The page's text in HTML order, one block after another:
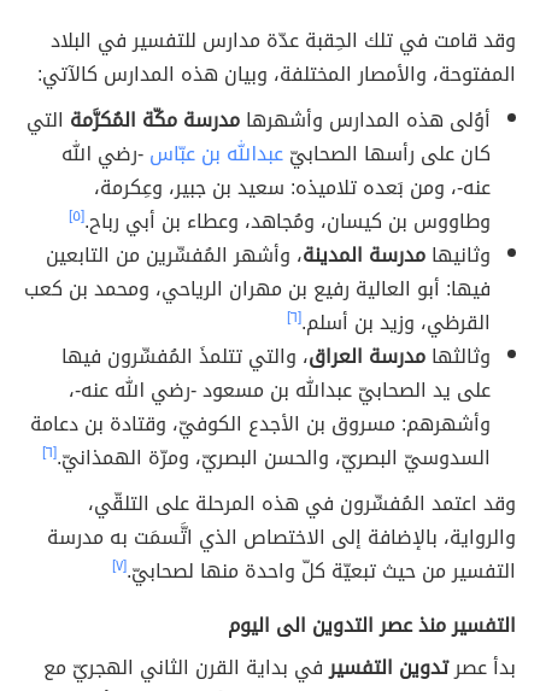
وقد قامت في تلك الحِقبة عدّة مدارس للتفسير في البلاد
المفتوحة، والأمصار المختلفة، وبيان هذه المدارس كالآتي:
أوُلى هذه المدارس وأشهرهامدرسة مكّة المُكرَّمة التي
كان على رأسها الصحابيّعبدالله بن عبّاس-رضي الله
عنه-، ومن بَعده تلاميذه: سعيد بن جبير، وعِكرمة،
وطاووس بن كيسان، ومُجاهد، وعطاء بن أبي رباح.[٥]
وثانيهامدرسة المدينة، وأشهر المُفسِّرين من التابعين
فيها: أبو العالية رفيع بن مهران الرياحي، ومحمد بن كعب
القرظي، وزيد بن أسلم.[٦]
وثالثهامدرسة العراق، والتي تتلمذَ المُفسِّرون فيها
على يد الصحابيّ عبدالله بن مسعود -رضي الله عنه-،
وأشهرهم: مسروق بن الأجدع الكوفيّ، وقتادة بن دعامة
السدوسيّ البصريّ، والحسن البصريّ، ومرّة الهمذانيّ.[٦]
وقد اعتمد المُفسِّرون في هذه المرحلة على التلقّي،
والرواية، بالإضافة إلى الاختصاص الذي اتَّسمَت به مدرسة
التفسير من حيث تبعيّة كلّ واحدة منها لصحابيّ.[٧]
التفسير منذ عصر التدوين الى اليوم
بدأ عصرتدوين التفسيرفي بداية القرن الثاني الهجريّ مع